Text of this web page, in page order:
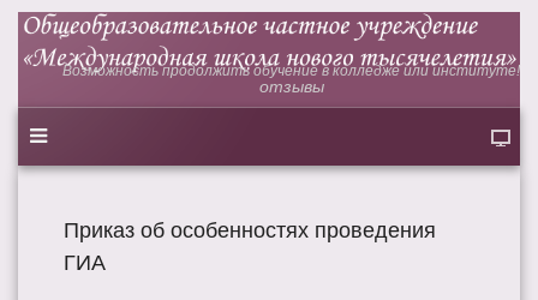
Возможность продолжить обучение в колледже или институте!
отзывы
Приказ об особенностях проведения
ГИА